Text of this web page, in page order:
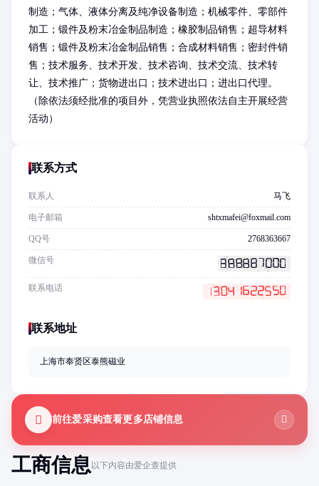
工商信息以下内容由爱企查提供
制造；气体、液体分离及纯净设备制造；机械零件、零部件
加工；锻件及粉末冶金制品制造；橡胶制品销售；超导材料
销售；锻件及粉末冶金制品销售；合成材料销售；密封件销
售；技术服务、技术开发、技术咨询、技术交流、技术转
让、技术推广；货物进出口；技术进出口；进出口代理。
（除依法须经批准的项目外，凭营业执照依法自主开展经营
活动）
联系方式
联系人 马飞
电子邮箱 shtxmafei@foxmail.com
QQ号 2768363667
微信号
联系电话
联系地址
上海市奉贤区泰熊磁业
前往爱采购查看更多店铺信息